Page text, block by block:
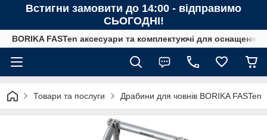
Встигни замовити до 14:00 - відправимо
СЬОГОДНІ!
BORIKA FASTen аксесуари та комплектуючі для оснащення
Товари та послуги Драбини для човнів BORIKA FASTen